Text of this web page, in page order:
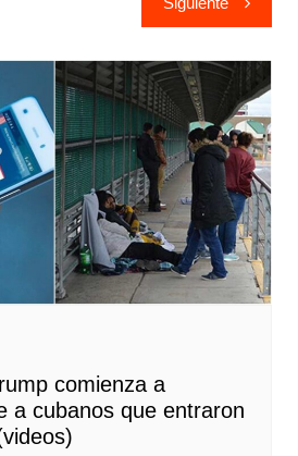
comienza a
a cubanos que entraron